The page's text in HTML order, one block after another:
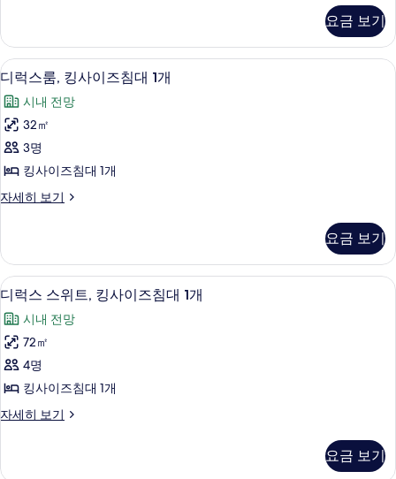
개,
장
애
인
지
원
사
진
보
기
즈
침
대
개,
장
인
지
자
기
요금 보기
디
럭
스
룸,
킹
사
이
침
대
1
개
사
진
모
두
디럭스룸, 킹사이즈침대 1개 | 객실 내
5
디럭스룸, 킹사이즈침대 1개
시내 전망
32㎡
3명
킹사이즈침대 1개
자세히 보기
디
킹
사
이
즈
침
대
개
자
히
요금 보기
디
럭
스
스
위
트,
킹
이
디럭스 스위트, 킹사이즈침대 1개 | 객
4
디럭스 스위트, 킹사이즈침대 1개
시내 전망
72㎡
4명
킹사이즈침대 1개
자세히 보기
디
요금 보기